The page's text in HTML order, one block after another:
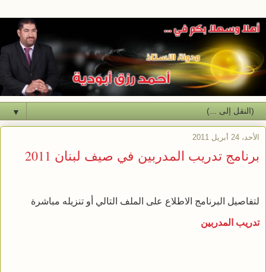
▼
الأحد، 24 أبريل 2011
برنامج تدريب المدربين في صيف لبنان 2011
لتفاصيل البرنامج الاطلاع على الملف التالي أو تنزيله مباشرة
تدريب المدربين